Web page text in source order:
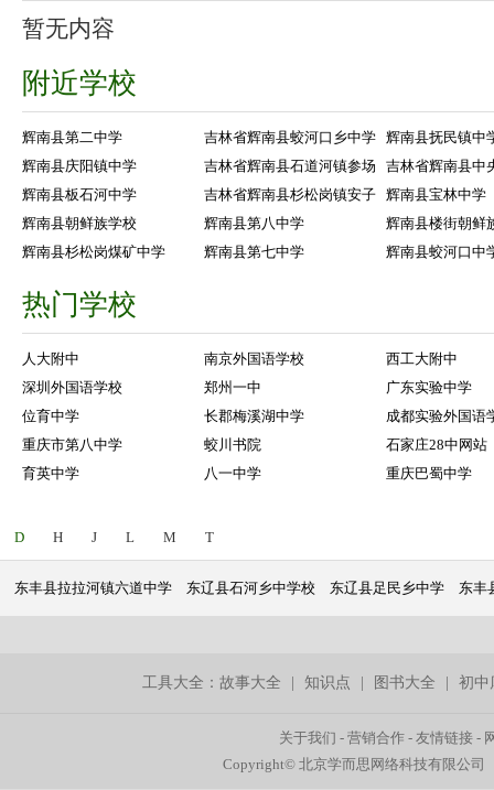
暂无内容
附近学校
辉南县第二中学 吉林省辉南县蛟河口乡中学 辉南县抚民镇中
辉南县庆阳镇中学
吉林省辉南县石道河镇参场
吉林省辉南县中
辉南县板石河中学
吉林省辉南县杉松岗镇安子 辉南县宝林中学
辉南县朝鲜族学校
辉南县第八中学
辉南县楼街朝鲜
辉南县杉松岗煤矿中学
辉南县第七中学 辉南县蛟河口中
热门学校
人大附中 南京外国语学校
西工大附中
深圳外国语学校
郑州一中
广东实验中学
位育中学
长郡梅溪湖中学
成都实验外国语
重庆市第八中学
蛟川书院
石家庄28中网站
育英中学
八一中学 重庆巴蜀中学
D H J L M T
东丰县拉拉河镇六道中学 东辽县石河乡中学校 东辽县足民乡中学 东丰
工具大全：故事大全 |知识点 图书大全 |初中
关于我们 -营销合作 -友情链接 -
Copyright© 北京学而思网络科技有限公司